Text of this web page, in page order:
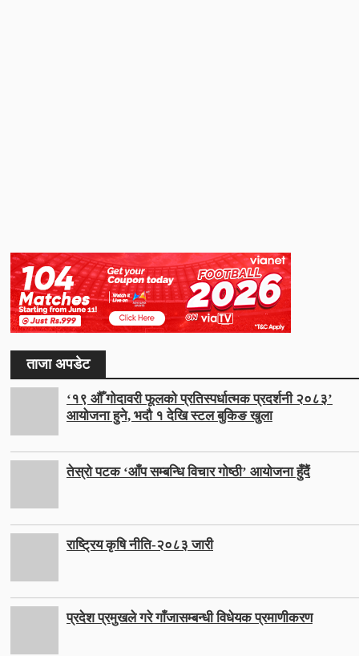
ताजा अपडेट
‘१९ औँ गोदावरी फूलको प्रतिस्पर्धात्मक प्रदर्शनी २०८३’
आयोजना हुने, भदौ १ देखि स्टल बुकिङ खुला
तेस्रो पटक ‘आँप सम्बन्धि विचार गोष्ठी’ आयोजना हुँदैं
राष्ट्रिय कृषि नीति-२०८३ जारी
प्रदेश प्रमुखले गरे गाँजासम्बन्धी विधेयक प्रमाणीकरण